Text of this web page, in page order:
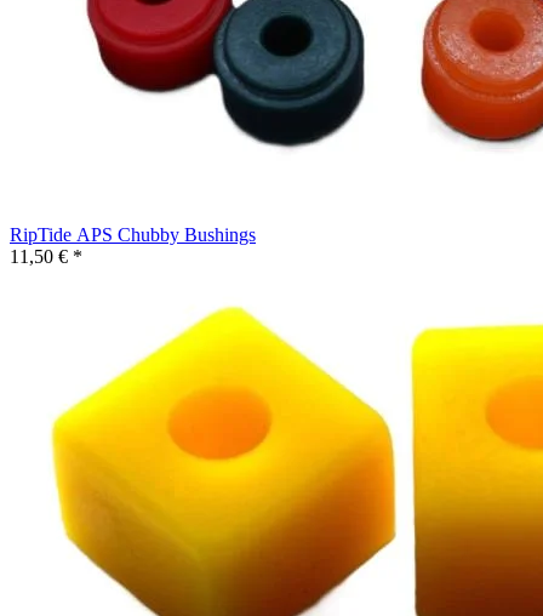
RipTide APS Chubby Bushings
11,50 € *